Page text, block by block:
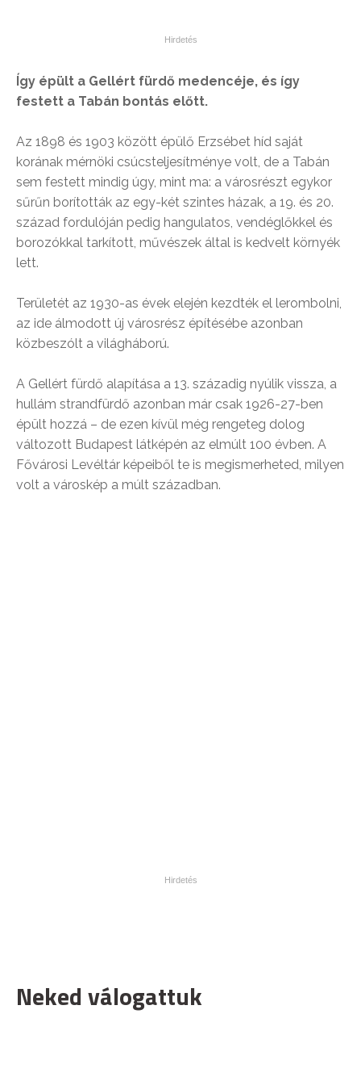
Így épült a Gellért fürdő medencéje, és így
festett a Tabán bontás előtt.
Az 1898 és 1903 között épülő Erzsébet híd saját
korának mérnöki csúcsteljesítménye volt, de a Tabán
sem festett mindig úgy, mint ma: a városrészt egykor
sűrűn borították az egy-két szintes házak, a 19. és 20.
század fordulóján pedig hangulatos, vendéglőkkel és
borozókkal tarkított, művészek által is kedvelt környék
lett.
Területét az 1930-as évek elején kezdték el lerombolni,
az ide álmodott új városrész építésébe azonban
közbeszólt a világháború.
A Gellért fürdő alapítása a 13. századig nyúlik vissza, a
hullám strandfürdő azonban már csak 1926-27-ben
épült hozzá – de ezen kívül még rengeteg dolog
változott Budapest látképén az elmúlt 100 évben. A
Fővárosi Levéltár képeiből te is megismerheted, milyen
volt a városkép a múlt században.
Neked válogattuk